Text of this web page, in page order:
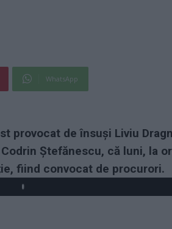
WhatsApp
provocat de însuși Liviu
Ștefănescu, că luni, la
fiind convocat de procurori.
Play